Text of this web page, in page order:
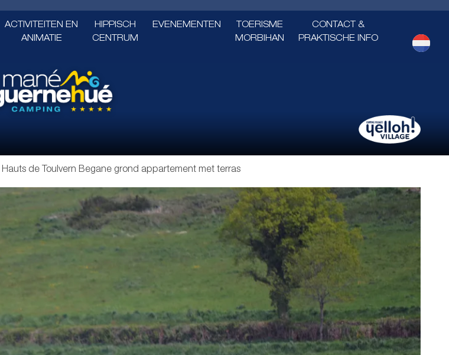
ACTIVITEITEN EN
ANIMATIE
HIPPISCH
CENTRUM
EVENEMENTEN
TOERISME
MORBIHAN
CONTACT &
PRAKTISCHE INFO
Hauts de Toulvern Begane grond appartement met terras